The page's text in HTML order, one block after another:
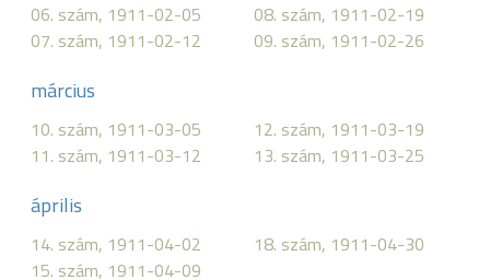
06. szám, 1911-02-05
07. szám, 1911-02-12
08. szám, 1911-02-19
09. szám, 1911-02-26
március
10. szám, 1911-03-05
11. szám, 1911-03-12
12. szám, 1911-03-19
13. szám, 1911-03-25
április
14. szám, 1911-04-02
15. szám, 1911-04-09
18. szám, 1911-04-30